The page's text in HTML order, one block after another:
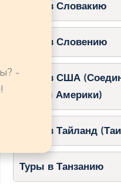
Туры в Словакию
Туры в Словению
Туры в США
Штаты Америки)
Туры в Тайланд
Туры в Танзанию
-